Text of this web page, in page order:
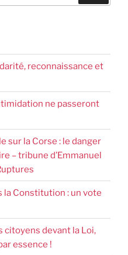
reconnaissance et
ne passeront
sur la Corse : le danger
– tribune d’Emmanuel
la Constitution : un vote
citoyens devant la Loi,
essence !